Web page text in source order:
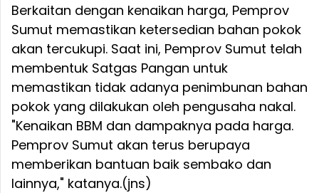
Berkaitan dengan kenaikan harga, Pemprov
Sumut memastikan ketersedian bahan pokok
akan tercukupi. Saat ini, Pemprov Sumut telah
membentuk Satgas Pangan untuk
memastikan tidak adanya penimbunan bahan
pokok yang dilakukan oleh pengusaha nakal.
"Kenaikan BBM dan dampaknya pada harga.
Pemprov Sumut akan terus berupaya
memberikan bantuan baik sembako dan
lainnya," katanya.(jns)